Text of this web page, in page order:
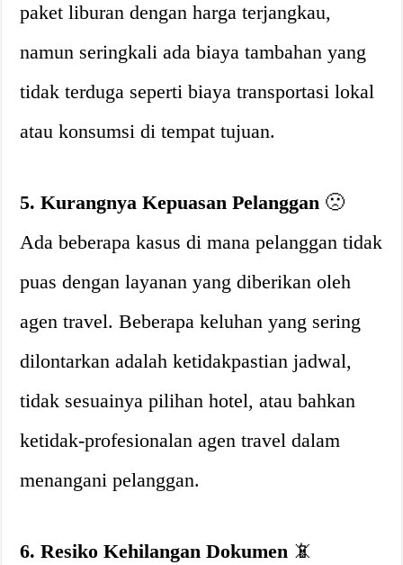
paket liburan dengan harga terjangkau,
namun seringkali ada biaya tambahan yang
tidak terduga seperti biaya transportasi lokal
atau konsumsi di tempat tujuan.
5. Kurangnya Kepuasan Pelanggan 🙁
Ada beberapa kasus di mana pelanggan tidak
puas dengan layanan yang diberikan oleh
agen travel. Beberapa keluhan yang sering
dilontarkan adalah ketidakpastian jadwal,
tidak sesuainya pilihan hotel, atau bahkan
ketidak-profesionalan agen travel dalam
menangani pelanggan.
6. Resiko Kehilangan Dokumen 📵